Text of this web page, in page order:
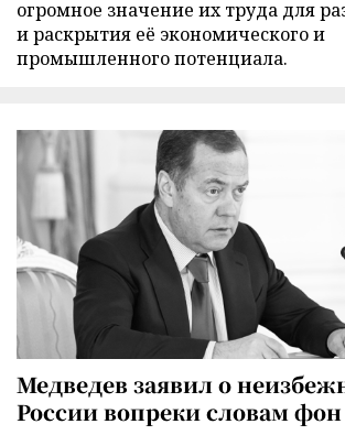
огромное значение их труда для
и раскрытия её экономического и
промышленного потенциала.
Медведев заявил о
России вопреки словам